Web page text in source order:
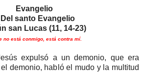
Evangelio
Del santo Evangelio
san Lucas (11, 14-23)
no está conmigo, está contra mí.
expulsó a un demonio, que era
demonio, habló el mudo y la multitud